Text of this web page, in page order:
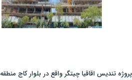
پروژه تندیس اقاقیا چیتگر واقع در بلوار کاج منطقه 22